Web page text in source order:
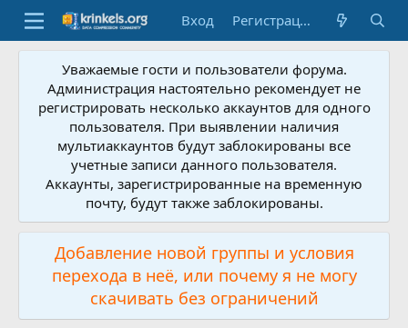
Вход Регистрация
Уважаемые гости и пользователи форума.
Администрация настоятельно рекомендует не
регистрировать несколько аккаунтов для одного
пользователя. При выявлении наличия
мультиаккаунтов будут заблокированы все
учетные записи данного пользователя.
Аккаунты, зарегистрированные на временную
почту, будут также заблокированы.
Добавление новой группы и условия
перехода в неё, или почему я не могу
скачивать без ограничений